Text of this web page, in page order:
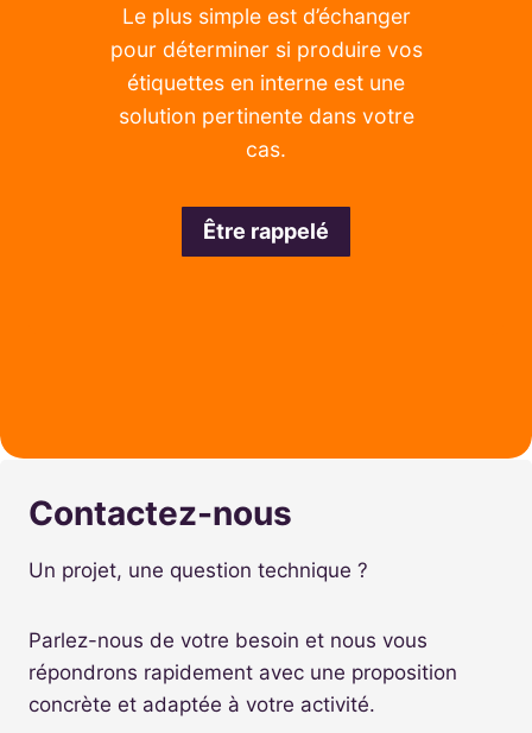
Le plus simple est d’échanger
pour déterminer si produire vos
étiquettes en interne est une
solution pertinente dans votre
cas.
Être rappelé
Contactez-nous
Un projet, une question technique ?
Parlez-nous de votre besoin et nous vous
répondrons rapidement avec une proposition
concrète et adaptée à votre activité.